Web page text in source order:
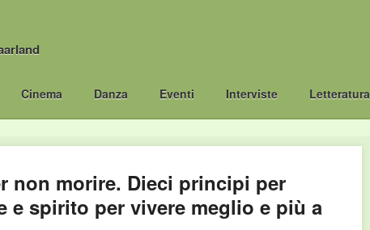
Cinema Danza Eventi Interviste Letteratura
non morire. Dieci principi per
e spirito per vivere meglio e più a